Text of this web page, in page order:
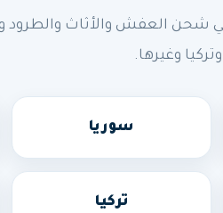
العفش والأثاث والطرود
وغيرها.
سوريا
تركيا